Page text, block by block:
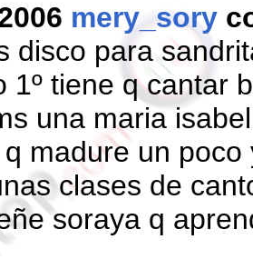
mery_sory
disco para
1º tiene q cantar
una maria
madure un poco
clases de
soraya q